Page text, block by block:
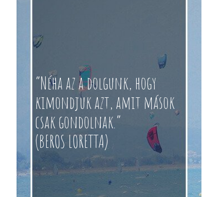
“Néha az a dolgunk, hogy
kimondjuk azt, amit mások
csak gondolnak.”
(BEROS LORETTA)